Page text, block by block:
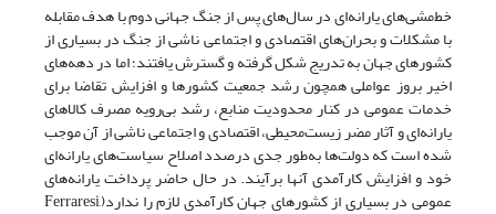
خط‌مشی‌های یارانه‌ای در سال‌های پس از جنگ جهانی دوم با هدف مقابله
با مشکلات و بحران‌های اقتصادی و اجتماعی ناشی از جنگ در بسیاری از
کشورهای جهان به تدریج شکل گرفته و گسترش یافتند؛ اما در دهه‌های
اخیر بروز عواملی همچون رشد جمعیت کشورها و افزایش تقاضا برای
خدمات عمومی در کنار محدودیت منابع، رشد بی‌رویه مصرف کالاهای
یارانه‌ای و آثار مضر زیست‌محیطی، اقتصادی و اجتماعی ناشی از آن موجب
شده است که دولت‌ها به‌طور جدی در‌صدد اصلاح سیاست‌های یارانه‌ای
خود و افزایش کارآمدی آنها برآیند. در حال حاضر پرداخت یارانه‌های
عمومی در بسیاری از کشورهای جهان کارآمدی لازم را ندارد(Ferraresi,